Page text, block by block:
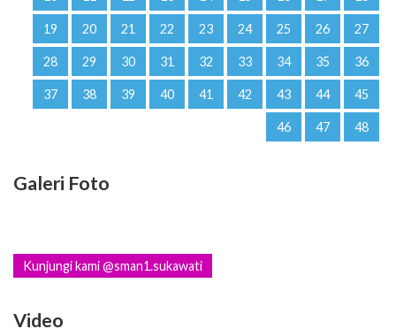
19 20 21 22 23 24 25 26 27
28 29 30 31 32 33 34 35 36
37 38 39 40 41 42 43 44 45
46 47 48
Galeri Foto
Kunjungi kami @sman1.sukawati
Video